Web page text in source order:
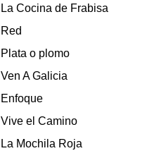
La Cocina de Frabisa
Red
Plata o plomo
Ven A Galicia
Enfoque
Vive el Camino
La Mochila Roja